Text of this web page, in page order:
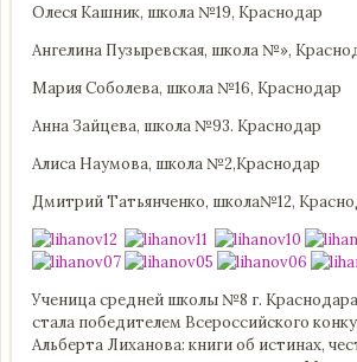
Олеся Кашник, школа №19, Краснодар
Ангелина Пузыревская, школа №»,
Мария Соболева, школа №16, Краснодар
Анна Зайцева, школа №93. Краснодар
Алиса Наумова, школа №2,Краснодар
Дмитрий Татьянченко, школа№12,
Ученица средней школы №8 г.
стала победителем Всероссийского
Альберта Лиханова: книги об истинах,